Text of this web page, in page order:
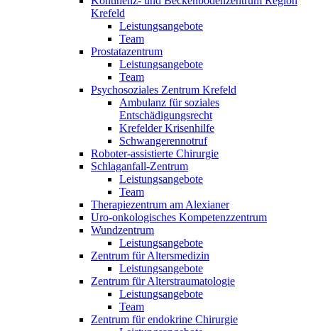
Krefeld
Leistungsangebote
Team
Prostatazentrum
Leistungsangebote
Team
Psychosoziales Zentrum Krefeld
Ambulanz für soziales
Entschädigungsrecht
Krefelder Krisenhilfe
Schwangerennotruf
Roboter-assistierte Chirurgie
Schlaganfall-Zentrum
Leistungsangebote
Team
Therapiezentrum am Alexianer
Uro-onkologisches Kompetenzzentrum
Wundzentrum
Leistungsangebote
Zentrum für Altersmedizin
Leistungsangebote
Zentrum für Alterstraumatologie
Leistungsangebote
Team
Zentrum für endokrine Chirurgie